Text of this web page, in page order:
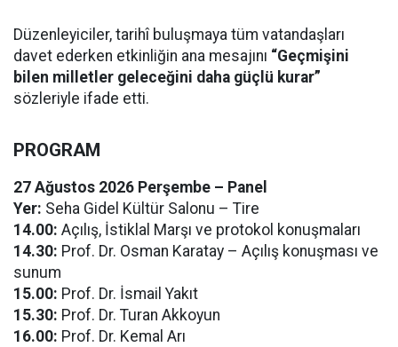
Düzenleyiciler, tarihî buluşmaya tüm vatandaşları
davet ederken etkinliğin ana mesajını “Geçmişini
bilen milletler geleceğini daha güçlü kurar”
sözleriyle ifade etti.
PROGRAM
27 Ağustos 2026 Perşembe – Panel
Yer: Seha Gidel Kültür Salonu – Tire
14.00: Açılış, İstiklal Marşı ve protokol konuşmaları
14.30: Prof. Dr. Osman Karatay – Açılış konuşması ve
sunum
15.00: Prof. Dr. İsmail Yakıt
15.30: Prof. Dr. Turan Akkoyun
16.00: Prof. Dr. Kemal Arı